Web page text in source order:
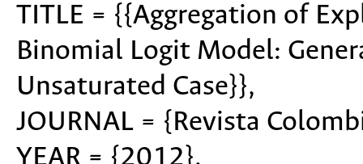
TITLE = {{Aggregation of
Binomial Logit Model:
Unsaturated Case}},
JOURNAL = {Revista
YEAR = {2012},